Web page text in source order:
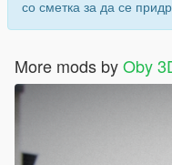
со сметка за да се
More mods byOby